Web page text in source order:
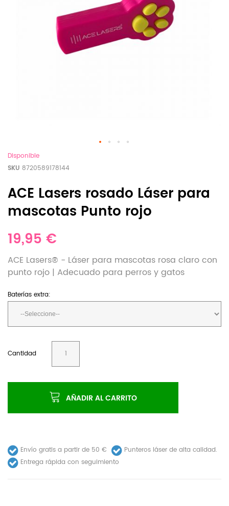
Disponible
SKU 8720589178144
ACE Lasers rosado Láser para
mascotas Punto rojo
19,95 €
ACE Lasers® - Láser para mascotas rosa claro con
punto rojo | Adecuado para perros y gatos
Baterías extra:
Cantidad
AÑADIR AL CARRITO
Envío gratis a partir de 50 €
Punteros láser de alta calidad.
Entrega rápida con seguimiento